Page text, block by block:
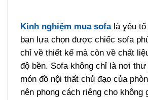
Kinh nghiệm mua sofa là yếu
bạn lựa chọn được chiếc sofa
chỉ về thiết kế mà còn về chất
độ bền. Sofa không chỉ là nơi
món đồ nội thất chủ đạo của
nên phong cách riêng cho không